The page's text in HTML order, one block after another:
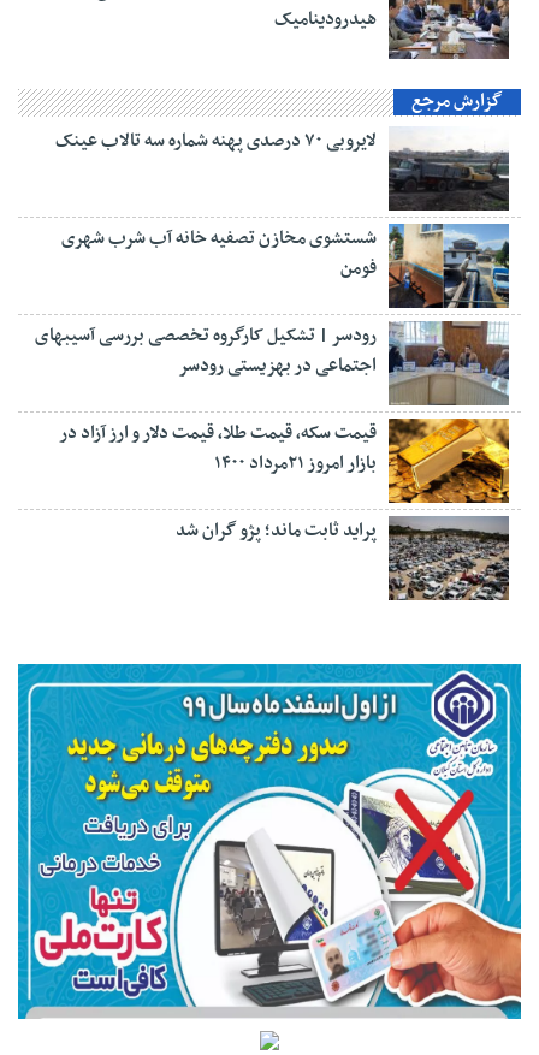
هیدرودینامیک
گزارش مرجع
لایروبی ۷۰ درصدی پهنه شماره سه تالاب عینک
شستشوی مخازن تصفیه خانه آب شرب شهری
فومن
رودسر | تشکیل کارگروه تخصصی بررسی آسیبهای
اجتماعی در بهزیستی رودسر
قیمت سکه، قیمت طلا، قیمت دلار و ارز آزاد در
بازار امروز ۲۱مرداد ۱۴۰۰
پراید ثابت ماند؛ پژو گران شد